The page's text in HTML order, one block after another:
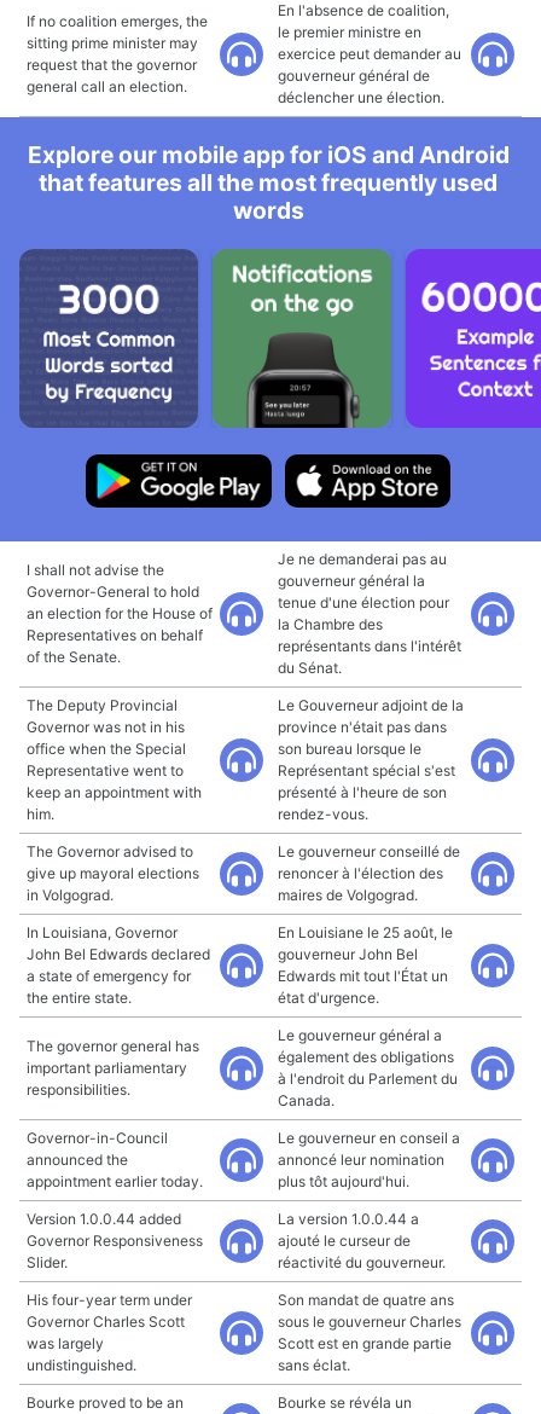
If no coalition emerges, the
sitting prime minister may
request that the governor
general call an election.
En l'absence de coalition,
le premier ministre en
exercice peut demander au
gouverneur général de
déclencher une élection.
Explore our mobile app for iOS and Android
that features all the most frequently used
words
I shall not advise the
Governor-General to hold
an election for the House of
Representatives on behalf
of the Senate.
Je ne demanderai pas au
gouverneur général la
tenue d'une élection pour
la Chambre des
représentants dans l'intérêt
du Sénat.
The Deputy Provincial
Governor was not in his
office when the Special
Representative went to
keep an appointment with
him.
Le Gouverneur adjoint de la
province n'était pas dans
son bureau lorsque le
Représentant spécial s'est
présenté à l'heure de son
rendez-vous.
The Governor advised to
give up mayoral elections
in Volgograd.
Le gouverneur conseillé de
renoncer à l'élection des
maires de Volgograd.
In Louisiana, Governor
John Bel Edwards declared
a state of emergency for
the entire state.
En Louisiane le 25 août, le
gouverneur John Bel
Edwards mit tout l'État un
état d'urgence.
The governor general has
important parliamentary
responsibilities.
Le gouverneur général a
également des obligations
à l'endroit du Parlement du
Canada.
Governor-in-Council
announced the
appointment earlier today.
Le gouverneur en conseil a
annoncé leur nomination
plus tôt aujourd'hui.
Version 1.0.0.44 added
Governor Responsiveness
Slider.
La version 1.0.0.44 a
ajouté le curseur de
réactivité du gouverneur.
His four-year term under
Governor Charles Scott
was largely
undistinguished.
Son mandat de quatre ans
sous le gouverneur Charles
Scott est en grande partie
sans éclat.
Bourke proved to be an
Bourke se révéla un